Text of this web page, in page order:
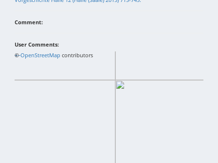
Comment:
User Comments:
+−
©OpenStreetMap contributors